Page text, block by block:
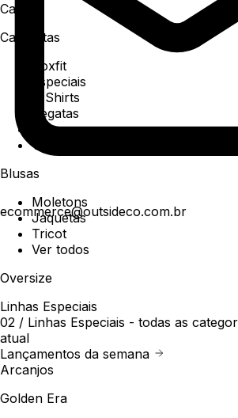
ecommerce@outsideco.com.br
Camisa
Camisetas
Boxfit
Especiais
T-Shirts
Regatas
Polo
Ver todos
Blusas
Moletons
Jaquetas
Tricot
Ver todos
Oversize
Linhas Especiais
02 / Linhas Especiais - todas as
atual
Lançamentos da semana
Arcanjos
Golden Era